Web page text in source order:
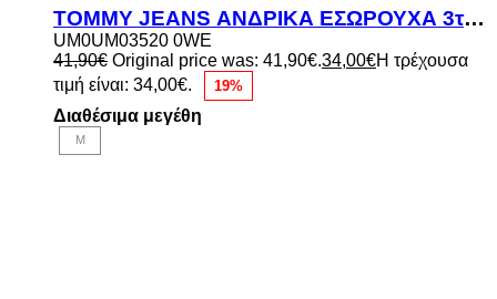
TOMMY JEANS ΑΝΔΡΙΚΑ ΕΣΩΡΟΥΧΑ 3τμχ
UM0UM03520 0WE
41,90€ Original price was: 41,90€.34,00€Η τρέχουσα
τιμή είναι: 34,00€.
19%
Διαθέσιμα μεγέθη
M